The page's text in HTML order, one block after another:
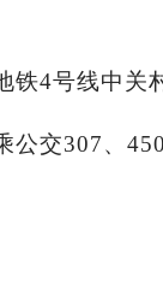
铁4号线中关
公交307、